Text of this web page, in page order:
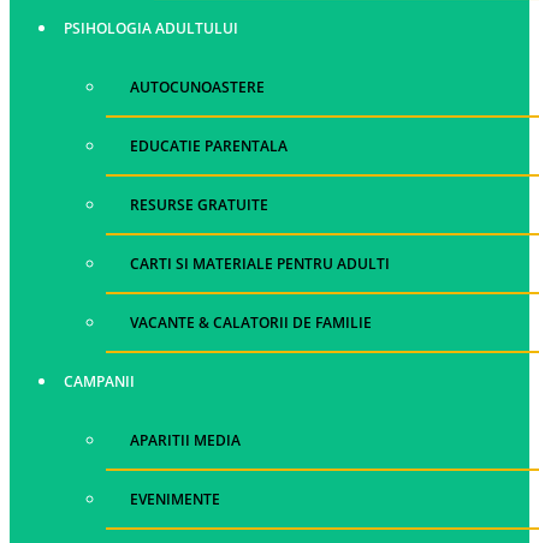
PSIHOLOGIA ADULTULUI
AUTOCUNOASTERE
EDUCATIE PARENTALA
RESURSE GRATUITE
CARTI SI MATERIALE PENTRU ADULTI
VACANTE & CALATORII DE FAMILIE
CAMPANII
APARITII MEDIA
EVENIMENTE